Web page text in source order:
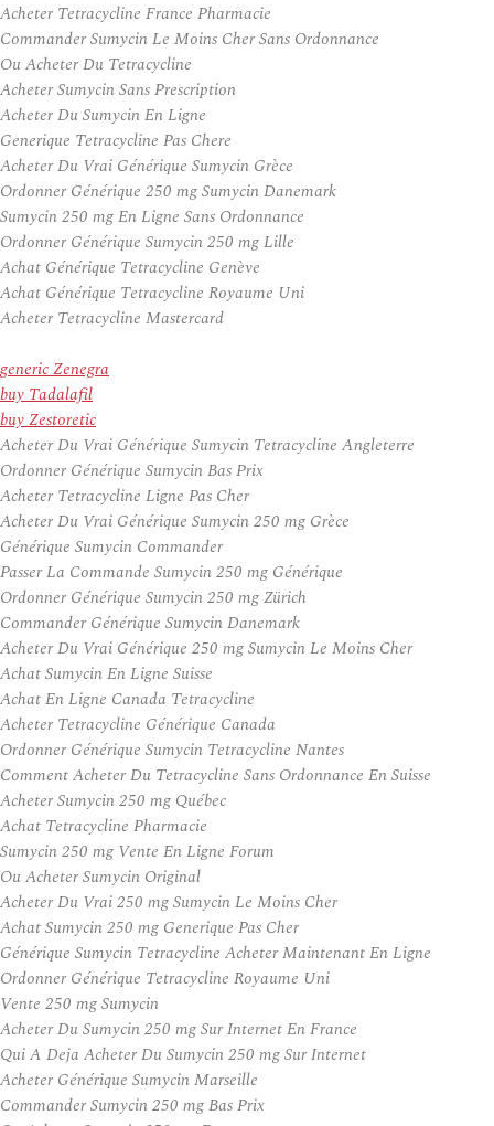
Acheter Tetracycline France Pharmacie
Commander Sumycin Le Moins Cher Sans Ordonnance
Ou Acheter Du Tetracycline
Acheter Sumycin Sans Prescription
Acheter Du Sumycin En Ligne
Generique Tetracycline Pas Chere
Acheter Du Vrai Générique Sumycin Grèce
Ordonner Générique 250 mg Sumycin Danemark
Sumycin 250 mg En Ligne Sans Ordonnance
Ordonner Générique Sumycin 250 mg Lille
Achat Générique Tetracycline Genève
Achat Générique Tetracycline Royaume Uni
Acheter Tetracycline Mastercard
generic Zenegra
buy Tadalafil
buy Zestoretic
Acheter Du Vrai Générique Sumycin Tetracycline Angleterre
Ordonner Générique Sumycin Bas Prix
Acheter Tetracycline Ligne Pas Cher
Acheter Du Vrai Générique Sumycin 250 mg Grèce
Générique Sumycin Commander
Passer La Commande Sumycin 250 mg Générique
Ordonner Générique Sumycin 250 mg Zürich
Commander Générique Sumycin Danemark
Acheter Du Vrai Générique 250 mg Sumycin Le Moins Cher
Achat Sumycin En Ligne Suisse
Achat En Ligne Canada Tetracycline
Acheter Tetracycline Générique Canada
Ordonner Générique Sumycin Tetracycline Nantes
Comment Acheter Du Tetracycline Sans Ordonnance En Suisse
Acheter Sumycin 250 mg Québec
Achat Tetracycline Pharmacie
Sumycin 250 mg Vente En Ligne Forum
Ou Acheter Sumycin Original
Acheter Du Vrai 250 mg Sumycin Le Moins Cher
Achat Sumycin 250 mg Generique Pas Cher
Générique Sumycin Tetracycline Acheter Maintenant En Ligne
Ordonner Générique Tetracycline Royaume Uni
Vente 250 mg Sumycin
Acheter Du Sumycin 250 mg Sur Internet En France
Qui A Deja Acheter Du Sumycin 250 mg Sur Internet
Acheter Générique Sumycin Marseille
Commander Sumycin 250 mg Bas Prix